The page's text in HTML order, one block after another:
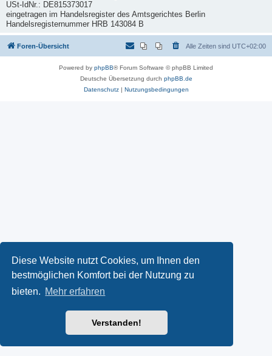
Diese Website nutzt Cookies, um Ihnen den
bestmöglichen Komfort bei der Nutzung zu
bieten. Mehr erfahren
Verstanden!
USt-IdNr.: DE815373017
eingetragen im Handelsregister des Amtsgerichtes Berlin
Handelsregisternummer HRB 143084 B
Foren-Übersicht Alle Zeiten sind UTC+02:00
Powered by phpBB® Forum Software © phpBB Limited
Deutsche Übersetzung durch phpBB.de
Datenschutz| Nutzungsbedingungen